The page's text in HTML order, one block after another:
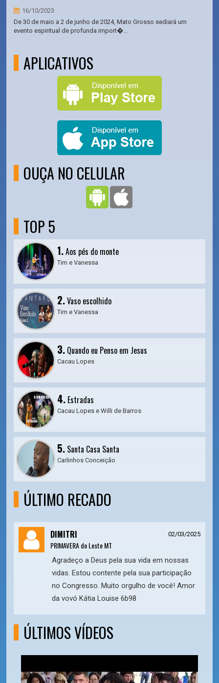
16/10/2023
De 30 de maio a 2 de junho de 2024, Mato Grosso sediará um
evento espiritual de profunda import�...
APLICATIVOS
OUÇA NO CELULAR
TOP 5
1.Aos pés do monte
Tim e Vanessa
2.Vaso escolhido
Tim e Vanessa
3. Quando eu Penso em Jesus
Cacau Lopes
4. Estradas
Cacau Lopes e Willi de Barros
5. Santa Casa Santa
Carlinhos Conceição
ÚLTIMO RECADO
DIMITRI 02/03/2025
PRIMAVERA do Leste MT
Agradeço a Deus pela sua vida em nossas
vidas. Estou contente pela sua participação
no Congresso. Muito orgulho de você! Amor
da vovó Kátia Louise 6b98
ÚLTIMOS VÍDEOS